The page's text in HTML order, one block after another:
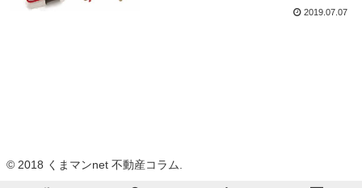
2019.07.07
© 2018 くまマンnet 不動産コラム.